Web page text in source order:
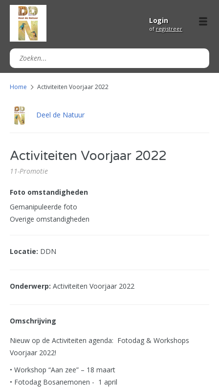
Login
of registreer
Home Activiteiten Voorjaar 2022
Deel de Natuur
Activiteiten Voorjaar 2022
11-Promotie
Foto omstandigheden
Gemanipuleerde foto
Overige omstandigheden
Locatie: DDN
Onderwerp: Activiteiten Voorjaar 2022
Omschrijving
Nieuw op de Activiteiten agenda: Fotodag & Workshops
Voorjaar 2022!
• Workshop “Aan zee” – 18 maart
• Fotodag Bosanemonen - 1 april